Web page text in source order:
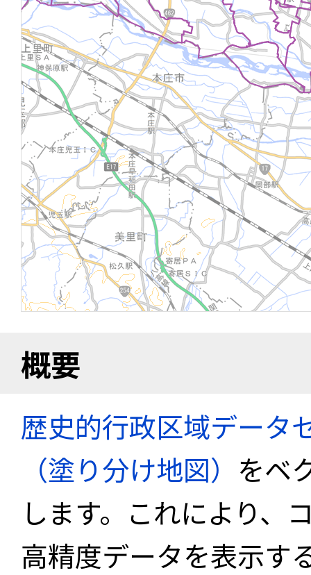
概要
歴史的行政区域データ
（塗り分け地図） をベ
します。これにより、
高精度データを表示す